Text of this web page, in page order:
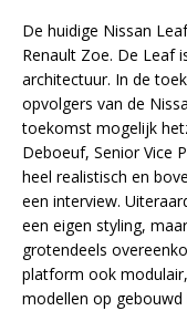
De huidige Nissan
Renault Zoe. De Leaf
architectuur. In de
opvolgers van de
toekomst mogelijk
Deboeuf, Senior Vice
heel realistisch en
een interview.
een eigen styling,
grotendeels
platform ook
modellen op gebouwd